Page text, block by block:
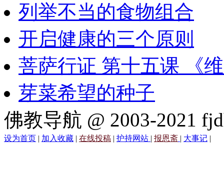
列举不当的食物组合
开启健康的三个原则
菩萨行证 第十五课 《
芽菜希望的种子
佛教导航 @ 2003-2021
设为首页 | 加入收藏 | 在线投稿 | 护持网站 | 报恩斋 | 大事记 |